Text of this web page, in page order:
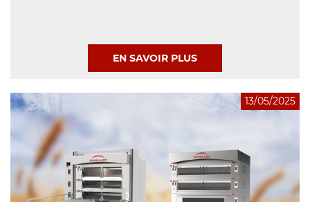
EN SAVOIR PLUS
13/05/2025